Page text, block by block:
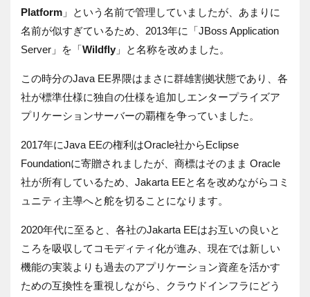
Platform 」という名前で管理していましたが、あまりに
名前が似すぎているため、2013年に「JBoss Application
Server」を「Wildfly 」と名称を改めました。
この時分のJava EE界隈はまさに群雄割拠状態であり、各
社が標準仕様に独自の仕様を追加しエンタープライズア
プリケーションサーバーの覇権を争っていました。
2017年にJava EEの権利はOracle社からEclipse
Foundationに寄贈されましたが、商標はそのまま Oracle
社が所有しているため、Jakarta EEと名を改めながらコミ
ュニティ主導へと舵を切ることになります。
2020年代に至ると、各社のJakarta EEはお互いの良いと
ころを吸収してコモディティ化が進み、現在では新しい
機能の実装よりも過去のアプリケーション資産を活かす
ための互換性を重視しながら、クラウドインフラにどう